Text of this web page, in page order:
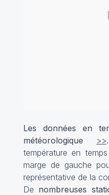
Les données en
météorologique
>>
température en
marge de gauche
représentative de la
De nombreuses